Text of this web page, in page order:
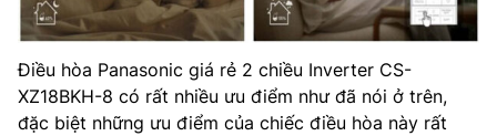
Điều hòa Panasonic giá rẻ 2 chiều Inverter CS-
XZ18BKH-8 có rất nhiều ưu điểm như đã nói ở trên,
đặc biệt những ưu điểm của chiếc điều hòa này rất